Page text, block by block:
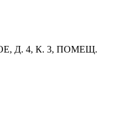
Д. 4, К. 3, ПОМЕЩ.